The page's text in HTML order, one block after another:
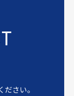
さい。